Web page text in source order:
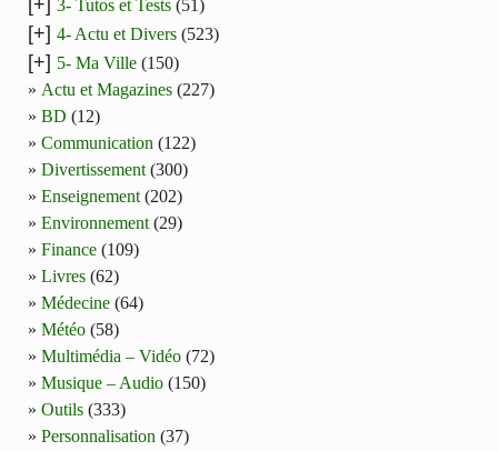
3- Tutos et Tests (51)
[+] 4- Actu et Divers (523)
[+] 5- Ma Ville (150)
Actu et Magazines (227)
BD (12)
Communication (122)
Divertissement (300)
Enseignement (202)
Environnement (29)
Finance (109)
Livres (62)
Médecine (64)
Météo (58)
Multimédia – Vidéo (72)
Musique – Audio (150)
Outils (333)
Personnalisation (37)